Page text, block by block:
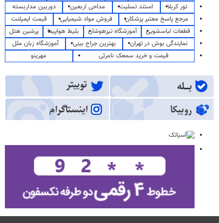
تور کربلا
استند تسلیت مداحی اربعین
دوربین مداربسته
مرجع پاسخ معتبر پزشکان
فروش مواد شیمیایی
قیمت ایمپلنت
قطعات لباسشویی
آموزشگاه تیزهوشان بلیط هواپیما
پرشین هتل
نمایندگی بوش در تهران
بهترین جراح بینی
آموزشگاه زبان ملل
قیمت و خرید سمعک نامرئی
مهرینو